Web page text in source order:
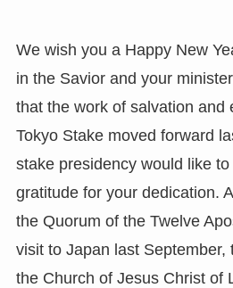
We wish you a Happy New
in the Savior and your
that the work of salvation and
Tokyo Stake moved forward
stake presidency would like
gratitude for your dedication.
the Quorum of the Twelve
visit to Japan last September,
the Church of Jesus Christ of